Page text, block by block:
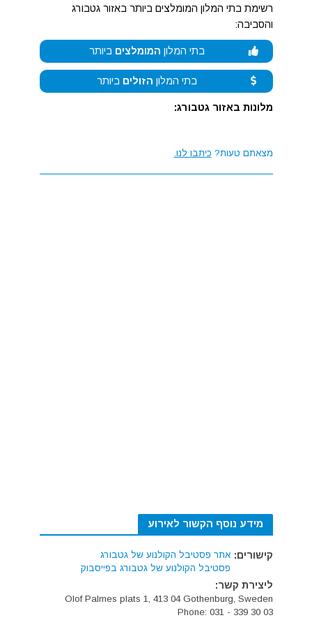
רשימת בתי המלון המומלצים ביותר באזור גטבורג
והסביבה:
בתי המלון המומלצים ביותר
בתי המלון הזולים ביותר
מלונות באזור גטבורג:
מצאתם טעות? כיתבו לנו.
מידע נוסף הקשור לאירוע
קישורים: אתר פסטיבל הקולנוע של גטבורג
פסטיבל הקולנוע של גטבורג בפייסבוק
ליצירת קשר:
Olof Palmes plats 1, 413 04 Gothenburg, Sweden
Phone: 031 - 339 30 03